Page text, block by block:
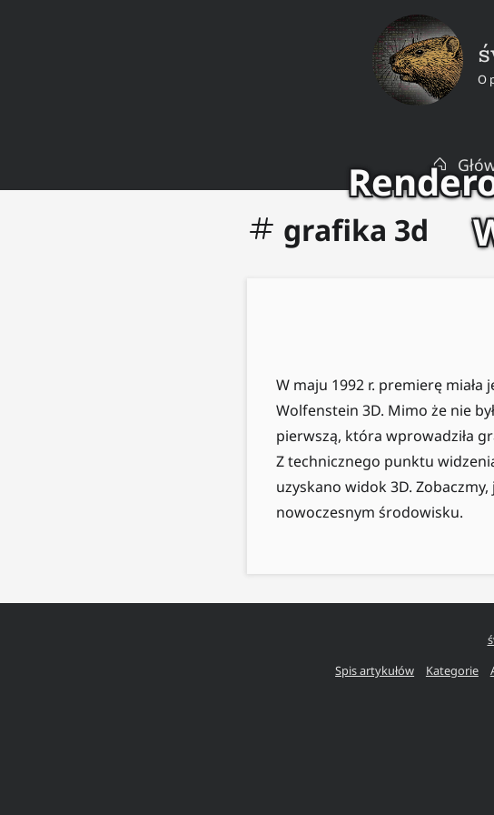
O
grafika 3d
W maju 1992 r. premierę
Wolfenstein 3D. Mimo że nie
pierwszą, która wprowadziła
Z technicznego punktu
uzyskano widok 3D.
nowoczesnym środowisku.
Spis artykułów
Kategorie